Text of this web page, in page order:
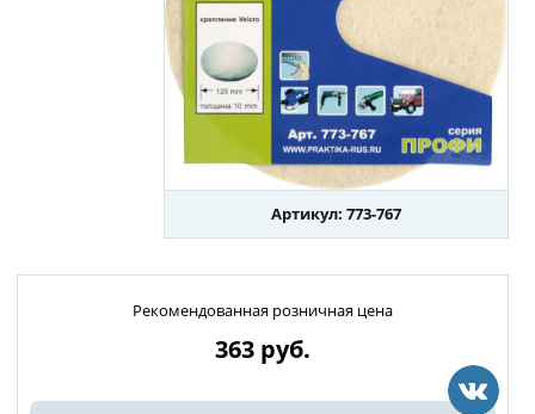
Артикул: 773-767
Рекомендованная розничная цена
363 руб.